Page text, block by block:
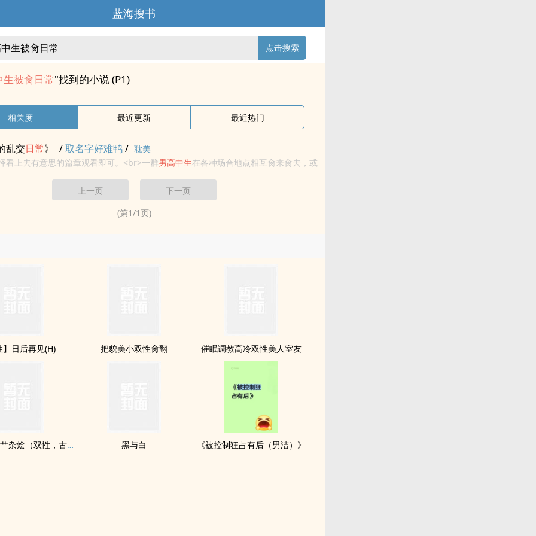
蓝海搜书
点击搜索
生被肏日常"找到的小说 (P1)
相关度 最近更新 最近热门
乱交日常》 /取名字好难鸭/ 耽美
看上去有意思的篇章观看即可。<br>一群男高中生在各种场合地点相互肏来肏去，或
者肏老师，或者上学路上被大叔强奸，想到什么写什么。<br>包含但不限于以下元
上一页
下一页
(第1/1页)
】日后再见(H) 把貌美小双性肏翻 催眠调教高冷双性美人室友
银荡美人挨艹杂烩（双性，古代现代都有） 黑与白 《被控制狂占有后（男洁）》